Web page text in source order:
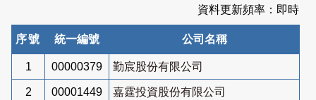
資料更新頻率：即時
序號 統一編號 公司名稱
1 00000379 勤宸股份有限公司
2 00001449 嘉霆投資股份有限公司